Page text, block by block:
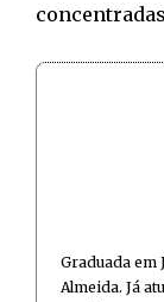
Graduada em
Almeida. Já